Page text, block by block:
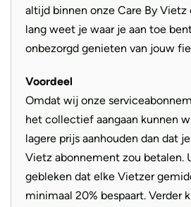
elektrische fiets over beschikt is
systeem van Bosch. In combinatie
genoemde Bosch Performance
625Wh batterij is geen uitdaging te
De Kiox 300 display is uitgerust
betekent dat er in een oogopslag
ondersteuningsstand de E-Bike
boordcomputer heeft erg veel
vergeleken wordt met een
Type
aandrijving
Gates
Zadel Selle Royal
Drager
Remschijf voor: 180
Type Image 5
altijd binnen onze Care By Vietz
lang weet je waar je aan toe
onbezorgd genieten van jouw
Voordeel
Omdat wij onze
het collectief aangaan kunnen
lagere prijs aanhouden dan dat
Vietz abonnement zou betalen.
gebleken dat elke Vietzer
minimaal 20% bespaart. Verder